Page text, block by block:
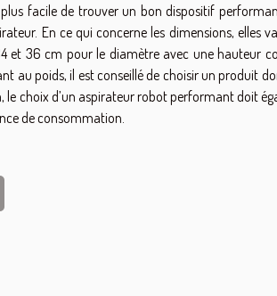
facile de trouver un bon dispositif
En ce qui concerne les dimensions, elles
et 36 cm pour le diamètre avec une hauteur
au poids, il est conseillé de choisir un produit
le choix d’un aspirateur robot performant doit
de consommation.